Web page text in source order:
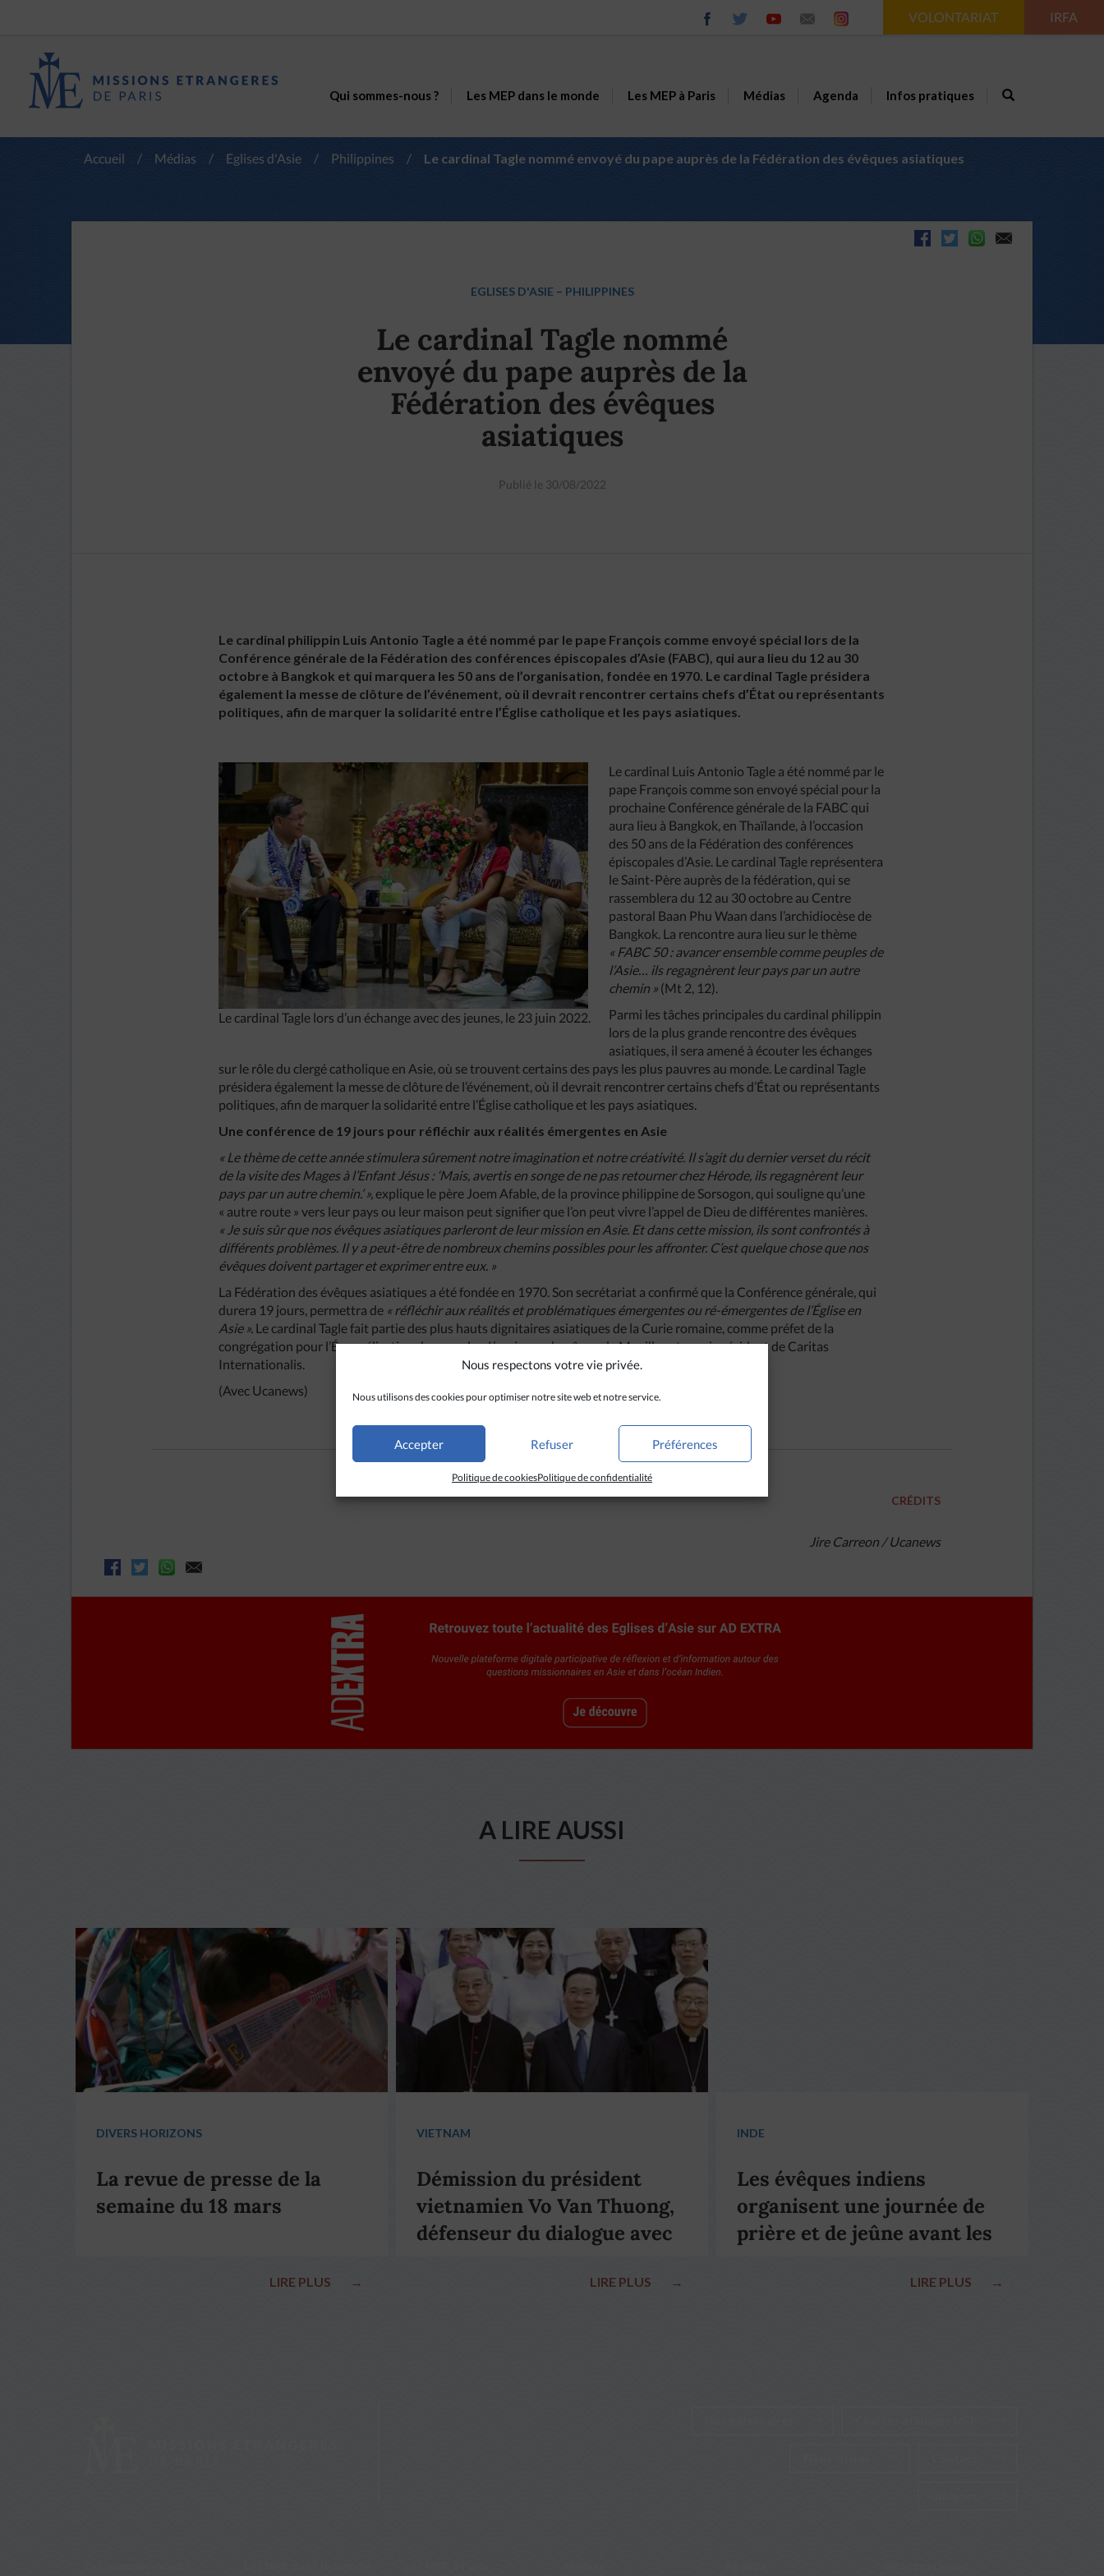
Nous respectons votre vie privée.
Nous utilisons des cookies pour optimiser notre site web et notre service.
Accepter Refuser Préférences
Politique de cookiesPolitique de confidentialité
VOLONTARIAT IRFA
Qui sommes-nous ? Les MEP dans le monde Les MEP à Paris Médias Agenda Infos pratiques
Accueil / Médias / Eglises d'Asie / Philippines / Le cardinal Tagle nommé envoyé du pape auprès de la Fédération des évêques asiatiques
EGLISES D'ASIE – PHILIPPINES
Le cardinal Tagle nommé
envoyé du pape auprès de la
Fédération des évêques
asiatiques
Publié le 30/08/2022
Le cardinal philippin Luis Antonio Tagle a été nommé par le pape François comme envoyé spécial lors de la
Conférence générale de la Fédération des conférences épiscopales d’Asie (FABC), qui aura lieu du 12 au 30
octobre à Bangkok et qui marquera les 50 ans de l’organisation, fondée en 1970. Le cardinal Tagle présidera
également la messe de clôture de l’événement, où il devrait rencontrer certains chefs d’État ou représentants
politiques, afin de marquer la solidarité entre l’Église catholique et les pays asiatiques.
Le cardinal Tagle lors d’un échange avec des jeunes, le 23 juin 2022.
Le cardinal Luis Antonio Tagle a été nommé par le
pape François comme son envoyé spécial pour la
prochaine Conférence générale de la FABC qui
aura lieu à Bangkok, en Thaïlande, à l’occasion
des 50 ans de la Fédération des conférences
épiscopales d’Asie. Le cardinal Tagle représentera
le Saint-Père auprès de la fédération, qui se
rassemblera du 12 au 30 octobre au Centre
pastoral Baan Phu Waan dans l’archidiocèse de
Bangkok. La rencontre aura lieu sur le thème
« FABC 50 : avancer ensemble comme peuples de
l’Asie… ils regagnèrent leur pays par un autre
chemin » (Mt 2, 12).
Parmi les tâches principales du cardinal philippin
lors de la plus grande rencontre des évêques
asiatiques, il sera amené à écouter les échanges
sur le rôle du clergé catholique en Asie, où se trouvent certains des pays les plus pauvres au monde. Le cardinal Tagle
présidera également la messe de clôture de l’événement, où il devrait rencontrer certains chefs d’État ou représentants
politiques, afin de marquer la solidarité entre l’Église catholique et les pays asiatiques.
Une conférence de 19 jours pour réfléchir aux réalités émergentes en Asie
« Le thème de cette année stimulera sûrement notre imagination et notre créativité. Il s’agit du dernier verset du récit
de la visite des Mages à l’Enfant Jésus : ‘Mais, avertis en songe de ne pas retourner chez Hérode, ils regagnèrent leur
pays par un autre chemin.’ », explique le père Joem Afable, de la province philippine de Sorsogon, qui souligne qu’une
« autre route » vers leur pays ou leur maison peut signifier que l’on peut vivre l’appel de Dieu de différentes manières.
« Je suis sûr que nos évêques asiatiques parleront de leur mission en Asie. Et dans cette mission, ils sont confrontés à
différents problèmes. Il y a peut-être de nombreux chemins possibles pour les affronter. C’est quelque chose que nos
évêques doivent partager et exprimer entre eux. »
La Fédération des évêques asiatiques a été fondée en 1970. Son secrétariat a confirmé que la Conférence générale, qui
durera 19 jours, permettra de « réfléchir aux réalités et problématiques émergentes ou ré-émergentes de l’Église en
Asie ». Le cardinal Tagle fait partie des plus hauts dignitaires asiatiques de la Curie romaine, comme préfet de la
congrégation pour l’Évangélisation des peuples. L’ancien archevêque de Manille est aussi président de Caritas
Internationalis.
(Avec Ucanews)
CRÉDITS
Jire Carreon / Ucanews
A LIRE AUSSI
DIVERS HORIZONS
La revue de presse de la
semaine du 18 mars
LIRE PLUS →
VIETNAM
Démission du président
vietnamien Vo Van Thuong,
défenseur du dialogue avec
LIRE PLUS →
INDE
Les évêques indiens
organisent une journée de
prière et de jeûne avant les
LIRE PLUS →